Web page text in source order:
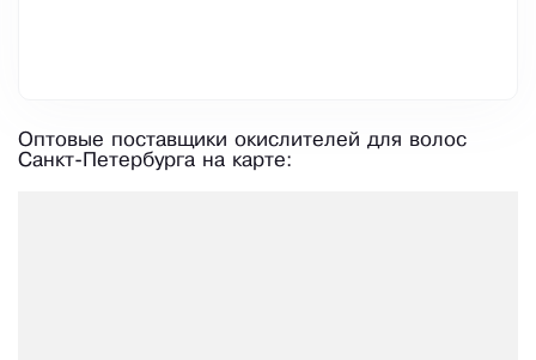
Оптовые поставщики окислителей для волос
Санкт-Петербурга на карте: